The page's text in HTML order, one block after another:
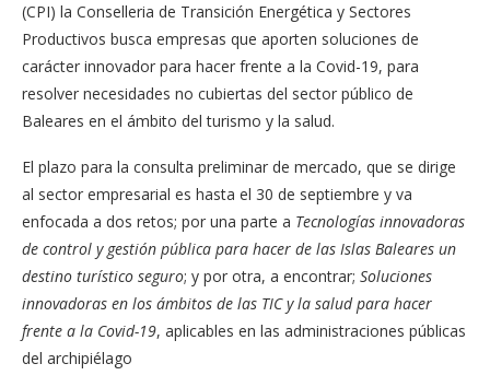
(CPI) la Conselleria de Transición Energética y Sectores
Productivos busca empresas que aporten soluciones de
carácter innovador para hacer frente a la Covid-19, para
resolver necesidades no cubiertas del sector público de
Baleares en el ámbito del turismo y la salud.
El plazo para la consulta preliminar de mercado, que se dirige
al sector empresarial es hasta el 30 de septiembre y va
enfocada a dos retos; por una parte a Tecnologías innovadoras
de control y gestión pública para hacer de las Islas Baleares un
destino turístico seguro; y por otra, a encontrar; Soluciones
innovadoras en los ámbitos de las TIC y la salud para hacer
frente a la Covid-19, aplicables en las administraciones públicas
del archipiélago